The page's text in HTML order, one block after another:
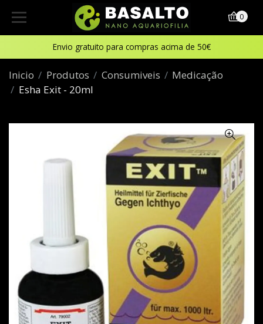
Envio gratuito para compras acima de 50€
0
Inicio Produtos Consumiveis
Medicação
Esha Exit - 20ml